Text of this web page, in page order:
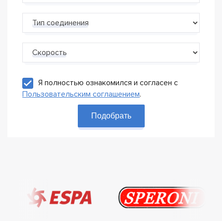
Тип соединения
Скорость
Я полностью ознакомился и согласен с
Пользовательским соглашением.
Подобрать